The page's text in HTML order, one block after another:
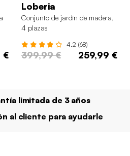
€
Loberia
Conjunto de jardín de madera,
4 plazas
4.2 (68)
399,99 € 259,99 €
limitada de 3 años
al cliente para ayudarle